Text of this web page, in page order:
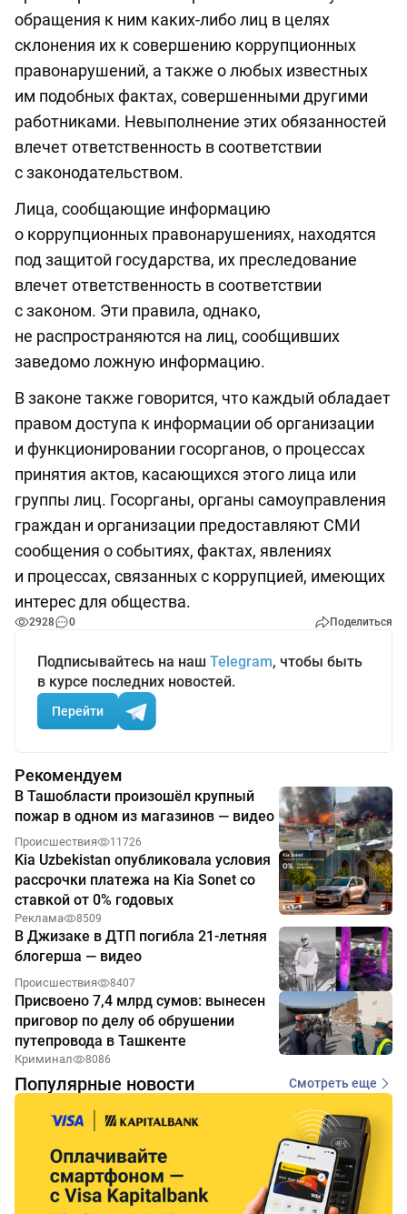
обращения к ним каких-либо лиц в целях
склонения их к совершению коррупционных
правонарушений, а также о любых известных
им подобных фактах, совершенными другими
работниками. Невыполнение этих обязанностей
влечет ответственность в соответствии
с законодательством.
Лица, сообщающие информацию
о коррупционных правонарушениях, находятся
под защитой государства, их преследование
влечет ответственность в соответствии
с законом. Эти правила, однако,
не распространяются на лиц, сообщивших
заведомо ложную информацию.
В законе также говорится, что каждый обладает
правом доступа к информации об организации
и функционировании госорганов, о процессах
принятия актов, касающихся этого лица или
группы лиц. Госорганы, органы самоуправления
граждан и организации предоставляют СМИ
сообщения о событиях, фактах, явлениях
и процессах, связанных с коррупцией, имеющих
интерес для общества.
2928 0 Поделиться
Подписывайтесь на наш Telegram, чтобы быть
в курсе последних новостей.
Перейти
Рекомендуем
В Ташобласти произошёл крупный
пожар в одном из магазинов — видео
Происшествия 11726
Kia Uzbekistan опубликовала условия
рассрочки платежа на Kia Sonet со
ставкой от 0% годовых
Реклама 8509
В Джизаке в ДТП погибла 21-летняя
блогерша — видео
Происшествия 8407
Присвоено 7,4 млрд сумов: вынесен
приговор по делу об обрушении
путепровода в Ташкенте
Криминал 8086
Популярные новости Смотреть еще